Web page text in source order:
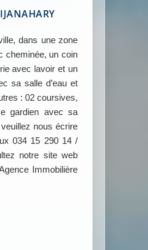
dans une zone
cheminée, un coin
avec lavoir et un
sa salle d’eau et
: 02 coursives,
gardien avec sa
nous écrire
034 15 290 14 /
notre site web
Immobilière